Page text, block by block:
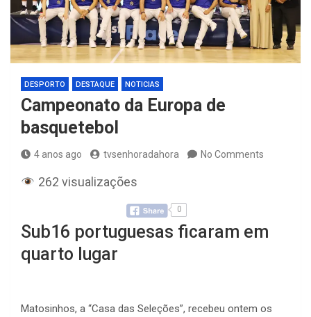
DESPORTO DESTAQUE NOTICIAS
Campeonato da Europa de
basquetebol
4 anos ago tvsenhoradahora No Comments
262 visualizações
0
Sub16 portuguesas ficaram em
quarto lugar
Matosinhos, a “Casa das Seleções”, recebeu ontem os